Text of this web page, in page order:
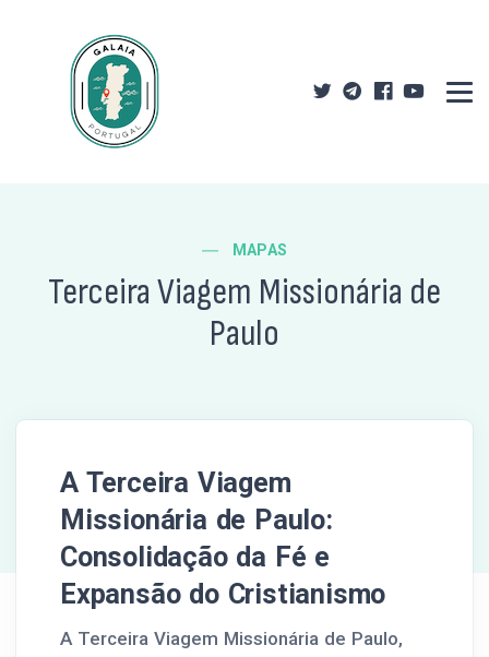
MAPAS
Terceira Viagem Missionária de
Paulo
A Terceira Viagem
Missionária de Paulo:
Consolidação da Fé e
Expansão do Cristianismo
A Terceira Viagem Missionária de Paulo,